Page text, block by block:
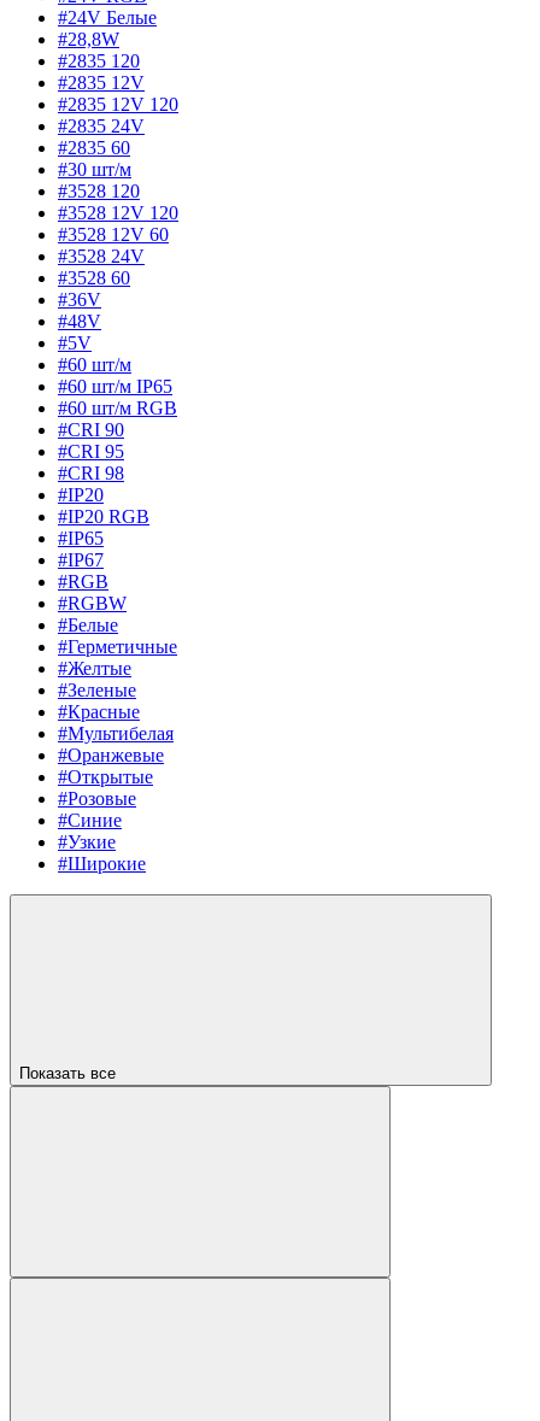
#24V Белые
#28,8W
#2835 120
#2835 12V
#2835 12V 120
#2835 24V
#2835 60
#30 шт/м
#3528 120
#3528 12V 120
#3528 12V 60
#3528 24V
#3528 60
#36V
#48V
#5V
#60 шт/м
#60 шт/м IP65
#60 шт/м RGB
#CRI 90
#CRI 95
#CRI 98
#IP20
#IP20 RGB
#IP65
#IP67
#RGB
#RGBW
#Белые
#Герметичные
#Желтые
#Зеленые
#Красные
#Мультибелая
#Оранжевые
#Открытые
#Розовые
#Синие
#Узкие
#Широкие
Показать все